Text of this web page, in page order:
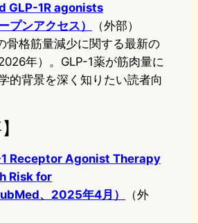
GLP-1R agonists
プンアクセス）
（外部）
骨格筋量減少に関する最新の
年）。GLP-1薬が筋肉量に
的背景を深く知りたい読者向
Receptor Agonist Therapy
Risk for
、2025年4月）
（外